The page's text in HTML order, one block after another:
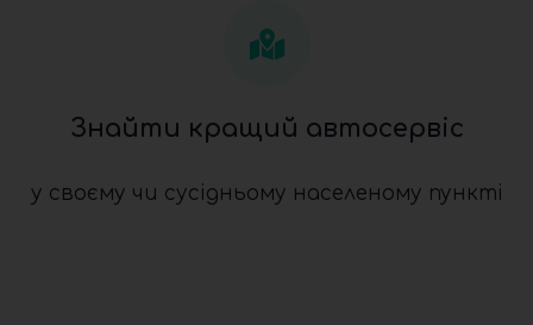
Знайти кращий автосервіс
у своєму чи сусідньому населеному пункті